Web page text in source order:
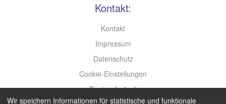
Kontakt:
Kontakt
Impressum
Datenschutz
Cookie-Einstellungen
Barrierefreiheit
Wir speichern Informationen für statistische und funktionale